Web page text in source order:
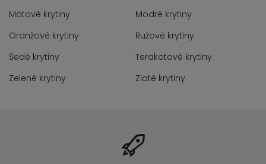
Mätové krytiny
Modré krytiny
Oranžové krytiny
Ružové krytiny
Šedé krytiny
Terakotové krytiny
Zelené krytiny
Zlaté krytiny